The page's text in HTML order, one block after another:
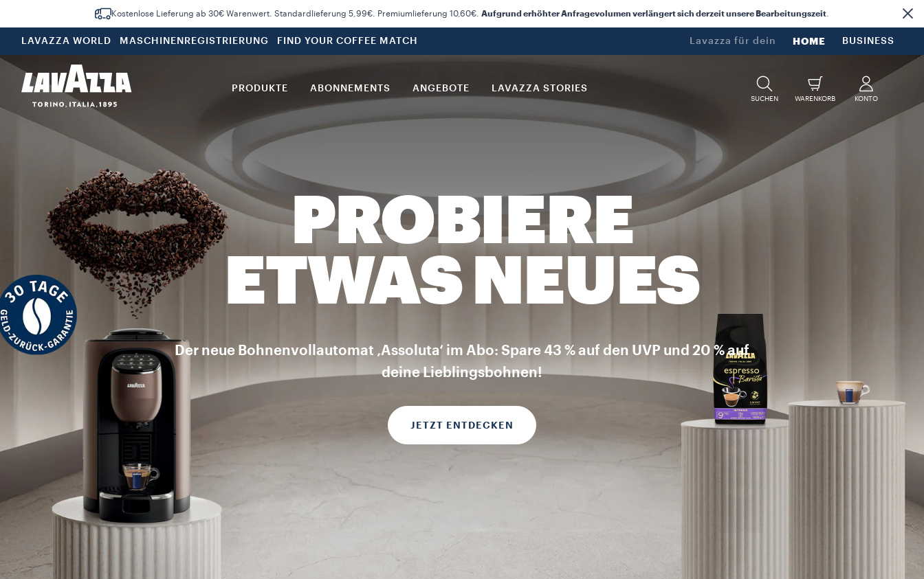
Kostenlose Lieferung ab 30€ Warenwert. Standardlieferung 5,99€. Premiumlieferung 10,60€. Aufgrund erhöhter Anfragevolumen verlängert sich derzeit unsere Bearbeitungszeit
LAVAZZA WORLD MASCHINENREGISTRIERUNG FIND YOUR COFFEE MATCH Lavazza für dein​ HOME BUSINESS
PRODUKTE ABONNEMENTS ANGEBOTE LAVAZZA STORIES
SUCHEN WARENKORB KONTO
PROBIERE
ETWAS NEUES
Der neue Bohnenvollautomat ‚Assoluta‘ im Abo: Spare 43 % auf den UVP und 20 % auf
deine Lieblingsbohnen!
JETZT ENTDECKEN